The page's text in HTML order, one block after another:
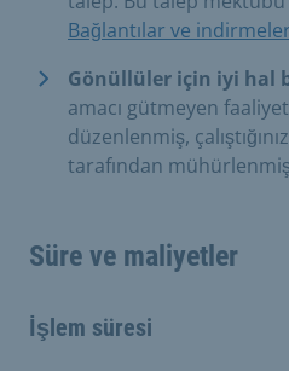
Bağlantılar ve indirmeler
Gönüllüler için iyi hal
amacı gütmeyen faaliyet
düzenlenmiş,
tarafından
Süre ve maliyetler
İşlem süresi